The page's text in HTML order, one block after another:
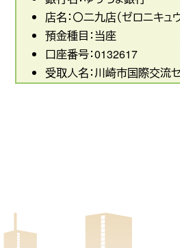
店名：〇二九店（ゼロニキュ
預金種目：当座
口座番号：0132617
受取人名：川崎市国際交流